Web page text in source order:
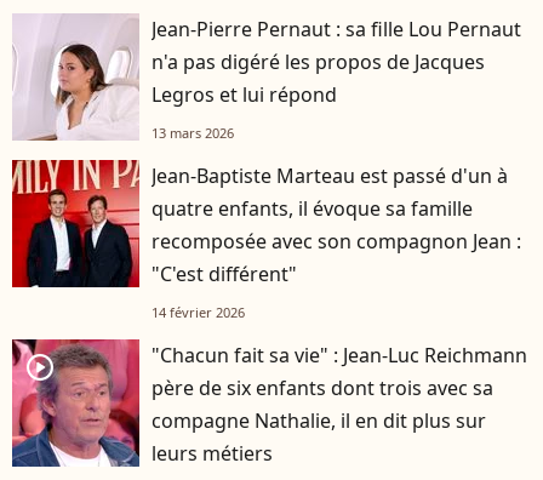
Jean-Pierre Pernaut : sa fille Lou Pernaut
n'a pas digéré les propos de Jacques
Legros et lui répond
13 mars 2026
Jean-Baptiste Marteau est passé d'un à
quatre enfants, il évoque sa famille
recomposée avec son compagnon Jean :
"C'est différent"
14 février 2026
player2
"Chacun fait sa vie" : Jean-Luc Reichmann
père de six enfants dont trois avec sa
compagne Nathalie, il en dit plus sur
leurs métiers